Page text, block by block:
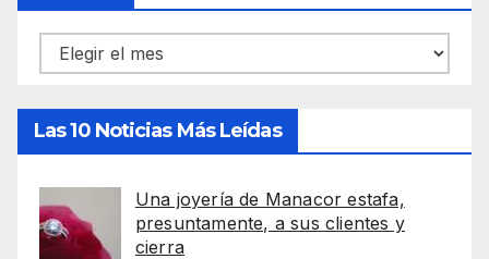
Archivos
Las 10 Noticias Más Leídas
Una joyería de Manacor estafa,
presuntamente, a sus clientes y
cierra